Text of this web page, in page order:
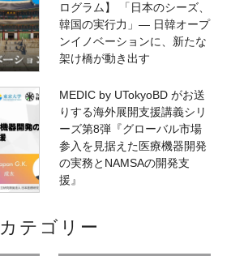
ログラム】 「日本のシーズ、
韓国の実行力」― 日韓オープ
ンイノベーションに、新たな
架け橋が動き出す
MEDIC by UTokyoBD がお送
りする海外展開支援講義シリ
ーズ第8弾『グローバル市場
参入を見据えた医療機器開発
の実務とNAMSAの開発支
援』
カテゴリー